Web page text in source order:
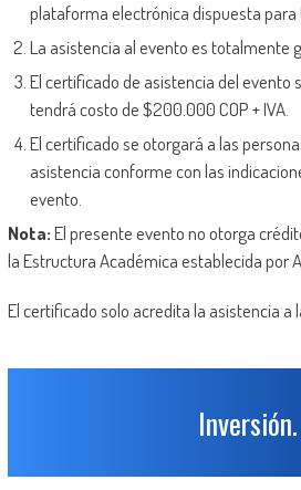
plataforma electrónica dispuesta para
La asistencia al evento es totalmente
El certificado de asistencia del evento
tendrá costo de $200.000 COP + IVA.
El certificado se otorgará a las
asistencia conforme con las
evento.
Nota:El presente evento no otorga
la Estructura Académica establecida por
El certificado solo acredita la asistencia a
Inversión.